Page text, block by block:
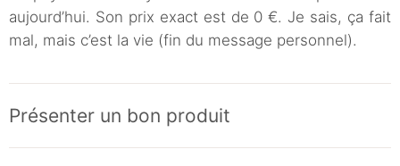
aujourd’hui. Son prix exact est de 0 €. Je sais, ça fait
mal, mais c’est la vie (fin du message personnel).
Présenter un bon produit